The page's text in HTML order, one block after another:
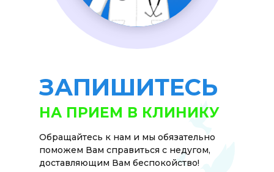
ЗАПИШИТЕСЬ
НА ПРИЕМ В КЛИНИКУ
Обращайтесь к нам и мы обязательно
поможем Вам справиться с недугом,
доставляющим Вам беспокойство!